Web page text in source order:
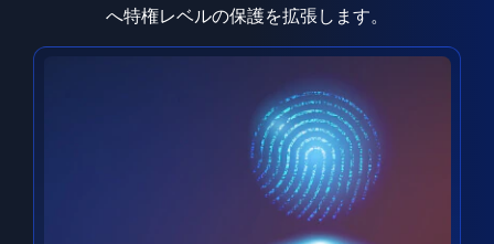
へ特権レベルの保護を拡張します。